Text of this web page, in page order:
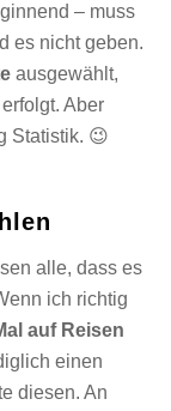
– muss
es nicht geben.
ausgewählt,
Aber
Statistik. 😉
alle, dass es
ich richtig
auf Reisen
einen
diesen. An